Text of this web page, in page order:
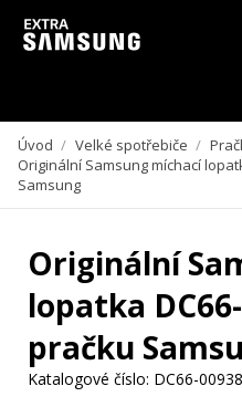
Vzhledem k aktuální situaci se
zpozdit.
Úvod / Velké spotřebiče /
Originální Samsung míchací
Samsung
Originální
lopatka
pračku
Katalogové číslo: DC66-